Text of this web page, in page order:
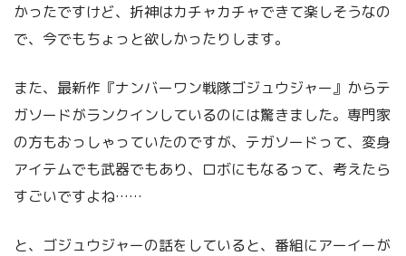
かったですけど、折神はカチャカチャできて楽しそうなの
で、今でもちょっと欲しかったりします。
また、最新作『ナンバーワン戦隊ゴジュウジャー』からテ
ガソードがランクインしているのには驚きました。専門家
の方もおっしゃっていたのですが、テガソードって、変身
アイテムでも武器でもあり、ロボにもなるって、考えたら
すごいですよね……
と、ゴジュウジャーの話をしていると、番組にアーイーが